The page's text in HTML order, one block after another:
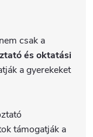
nem csak a
és oktatási
a gyerekeket
támogatják a